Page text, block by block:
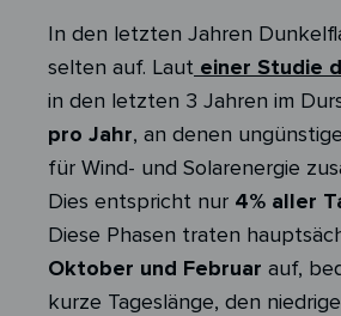
In den letzten Jahren
selten auf. Laut einer Studie
in den letzten 3 Jahren im
pro Jahr, an denen
für Wind- und Solarenergie
Dies entspricht nur 4% aller
Diese Phasen traten
Oktober und Februar auf,
kurze Tageslänge, den